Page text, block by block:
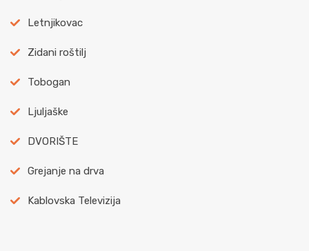
Letnjikovac
Zidani roštilj
Tobogan
Ljuljaške
DVORIŠTE
Grejanje na drva
Kablovska Televizija